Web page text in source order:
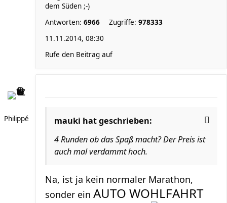
dem Süden ;-)
Antworten: 6966 Zugriffe: 978333
11.11.2014, 08:30
Rufe den Beitrag auf
Philippé
mauki hat geschrieben:
4 Runden ob das Spaß macht? Der Preis ist
auch mal verdammt hoch.
Na, ist ja kein normaler Marathon,
sonder ein AUTO WOHLFAHRT